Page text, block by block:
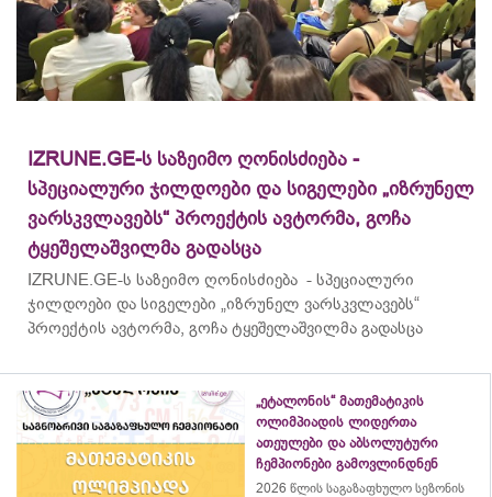
IZRUNE.GE-ს საზეიმო ღონისძიება -
სპეციალური ჯილდოები და სიგელები „იზრუნელ
ვარსკვლავებს“ პროექტის ავტორმა, გოჩა
ტყეშელაშვილმა გადასცა
IZRUNE.GE-ს საზეიმო ღონისძიება - სპეციალური
ჯილდოები და სიგელები „იზრუნელ ვარსკვლავებს“
პროექტის ავტორმა, გოჩა ტყეშელაშვილმა გადასცა
„ეტალონის“ მათემატიკის
ოლიმპიადის ლიდერთა
ათეულები და აბსოლუტური
ჩემპიონები გამოვლინდნენ
2026 წლის საგაზაფხულო სეზონის